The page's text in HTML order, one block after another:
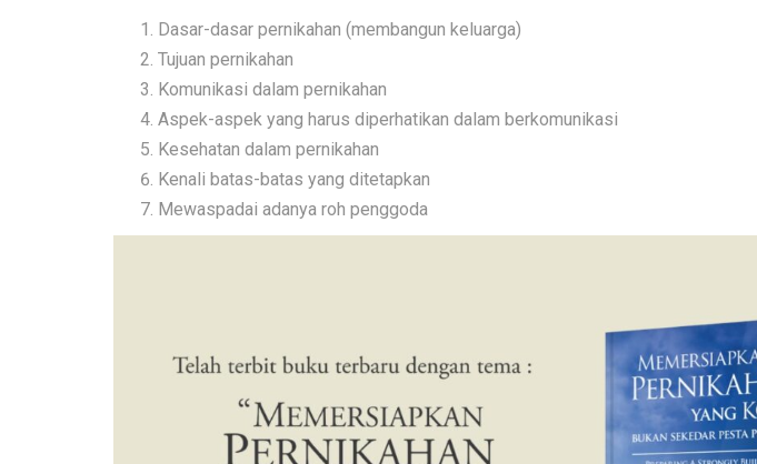
Dasar-dasar pernikahan (membangun keluarga)
Tujuan pernikahan
Komunikasi dalam pernikahan
Aspek-aspek yang harus diperhatikan dalam berkomunikasi
Kesehatan dalam pernikahan
Kenali batas-batas yang ditetapkan
Mewaspadai adanya roh penggoda